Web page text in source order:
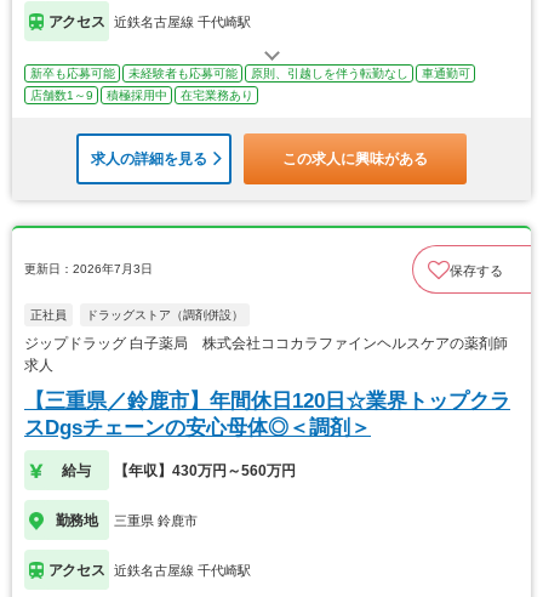
アクセス 近鉄名古屋線 千代崎駅
新卒も応募可能 未経験者も応募可能 原則、引越しを伴う転勤なし
車通勤可
店舗数1～9
積極採用中 在宅業務あり
求人の詳細を見る この求人に興味がある
更新日：2026年7月3日 保存する
正社員 ドラッグストア（調剤併設）
ジップドラッグ 白子薬局 株式会社ココカラファインヘルスケアの薬剤師
求人
【三重県／鈴鹿市】年間休日120日☆業界トップクラ
スDgsチェーンの安心母体◎＜調剤＞
給与 【年収】430万円～560万円
勤務地 三重県 鈴鹿市
アクセス 近鉄名古屋線 千代崎駅